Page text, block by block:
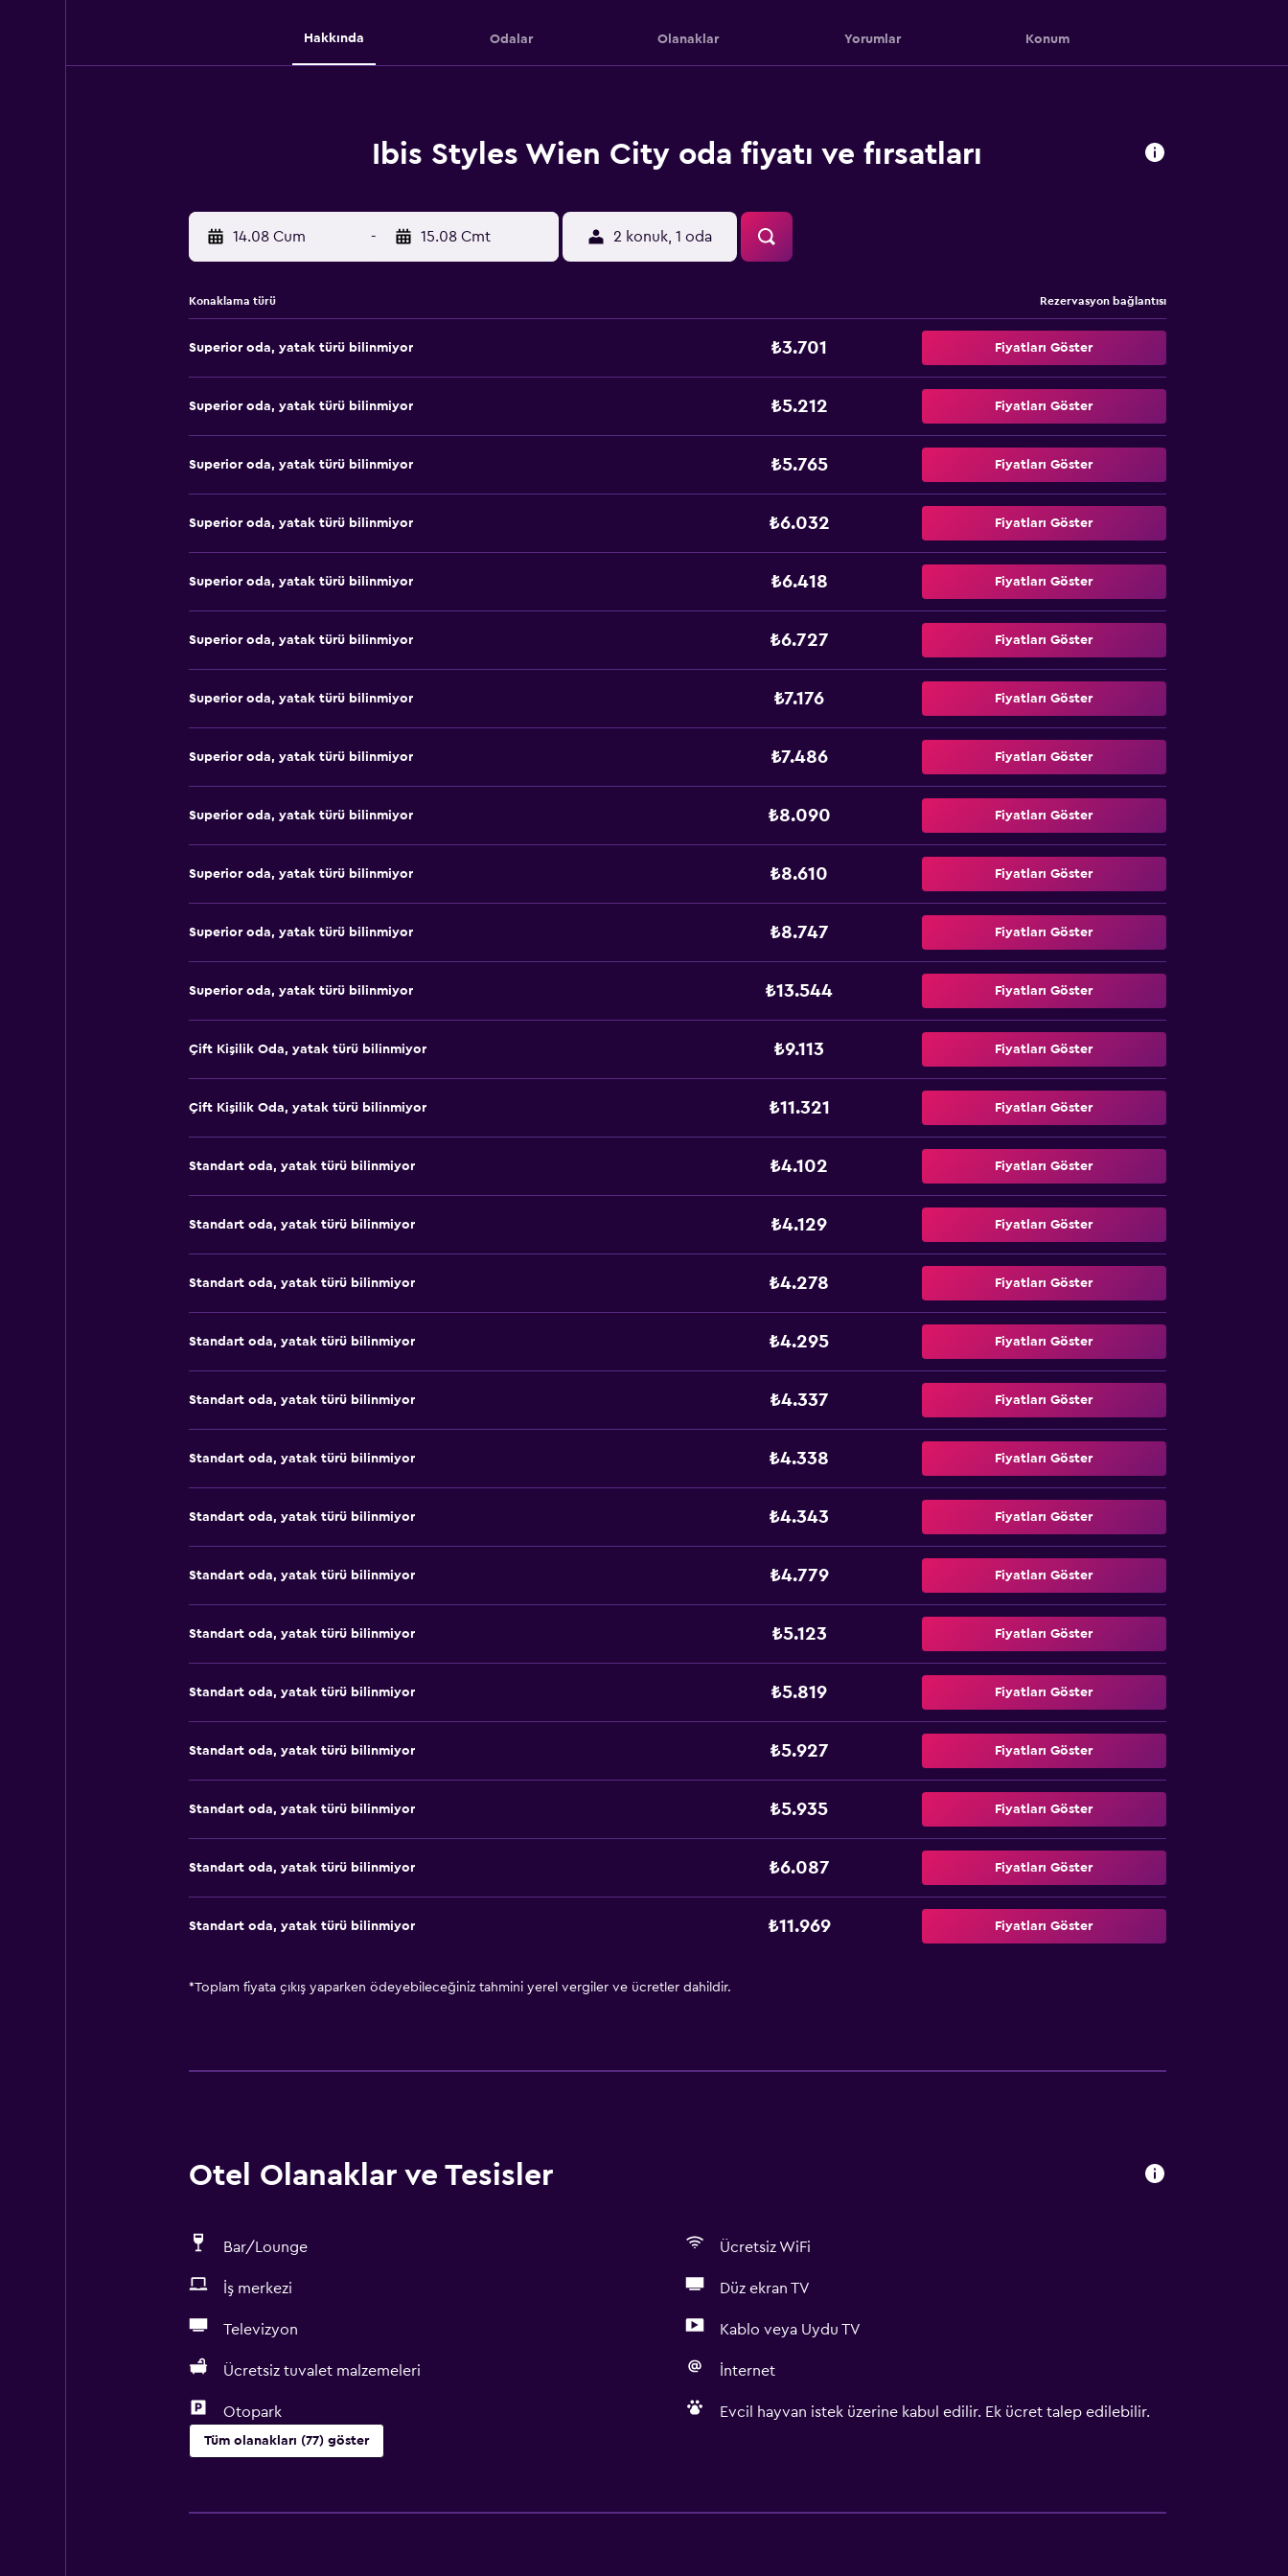
Hakkında Odalar Olanaklar Yorumlar Konum
Ibis Styles Wien City oda fiyatı ve fırsatları
14.08 Cum - 15.08 Cmt 2 konuk, 1 oda
Konaklama türü Rezervasyon bağlantısı
Superior oda, yatak türü bilinmiyor ₺3.701 Fiyatları Göster
Superior oda, yatak türü bilinmiyor ₺5.212 Fiyatları Göster
Superior oda, yatak türü bilinmiyor ₺5.765 Fiyatları Göster
Superior oda, yatak türü bilinmiyor ₺6.032 Fiyatları Göster
Superior oda, yatak türü bilinmiyor ₺6.418 Fiyatları Göster
Superior oda, yatak türü bilinmiyor ₺6.727 Fiyatları Göster
Superior oda, yatak türü bilinmiyor ₺7.176 Fiyatları Göster
Superior oda, yatak türü bilinmiyor ₺7.486 Fiyatları Göster
Superior oda, yatak türü bilinmiyor ₺8.090 Fiyatları Göster
Superior oda, yatak türü bilinmiyor ₺8.610 Fiyatları Göster
Superior oda, yatak türü bilinmiyor ₺8.747 Fiyatları Göster
Superior oda, yatak türü bilinmiyor ₺13.544 Fiyatları Göster
Çift ​Kişilik Oda, yatak türü bilinmiyor ₺9.113 Fiyatları Göster
Çift ​Kişilik Oda, yatak türü bilinmiyor ₺11.321 Fiyatları Göster
Standart oda, yatak türü bilinmiyor ₺4.102 Fiyatları Göster
Standart oda, yatak türü bilinmiyor ₺4.129 Fiyatları Göster
Standart oda, yatak türü bilinmiyor ₺4.278 Fiyatları Göster
Standart oda, yatak türü bilinmiyor ₺4.295 Fiyatları Göster
Standart oda, yatak türü bilinmiyor ₺4.337 Fiyatları Göster
Standart oda, yatak türü bilinmiyor ₺4.338 Fiyatları Göster
Standart oda, yatak türü bilinmiyor ₺4.343 Fiyatları Göster
Standart oda, yatak türü bilinmiyor ₺4.779 Fiyatları Göster
Standart oda, yatak türü bilinmiyor ₺5.123 Fiyatları Göster
Standart oda, yatak türü bilinmiyor ₺5.819 Fiyatları Göster
Standart oda, yatak türü bilinmiyor ₺5.927 Fiyatları Göster
Standart oda, yatak türü bilinmiyor ₺5.935 Fiyatları Göster
Standart oda, yatak türü bilinmiyor ₺6.087 Fiyatları Göster
Standart oda, yatak türü bilinmiyor ₺11.969 Fiyatları Göster
*Toplam fiyata çıkış yaparken ödeyebileceğiniz tahmini yerel vergiler ve ücretler dahildir.
Otel Olanaklar ve Tesisler
Bar/Lounge Ücretsiz WiFi
İş merkezi Düz ekran TV
Televizyon Kablo veya Uydu TV
Ücretsiz tuvalet malzemeleri İnternet
Otopark Evcil hayvan istek üzerine kabul edilir. Ek ücret talep edilebilir.
Tüm olanakları (77) göster
Ücretsiz WiFi
Birimin tamamına tekerlekli sandalye ile erişilebilir